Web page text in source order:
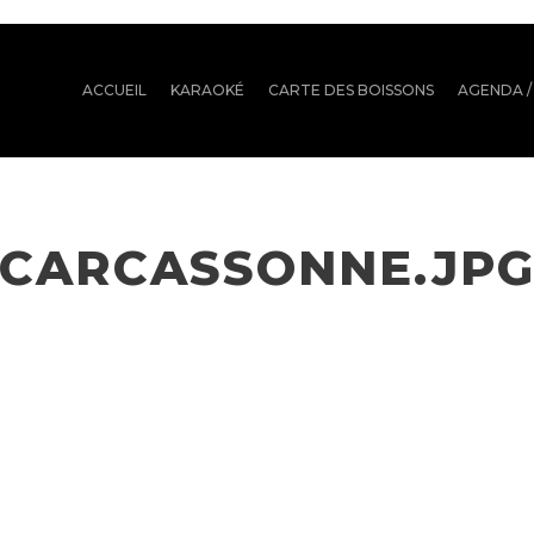
ACCUEIL KARAOKÉ CARTE DES BOISSONS AGENDA
CARCASSONNE.JPG